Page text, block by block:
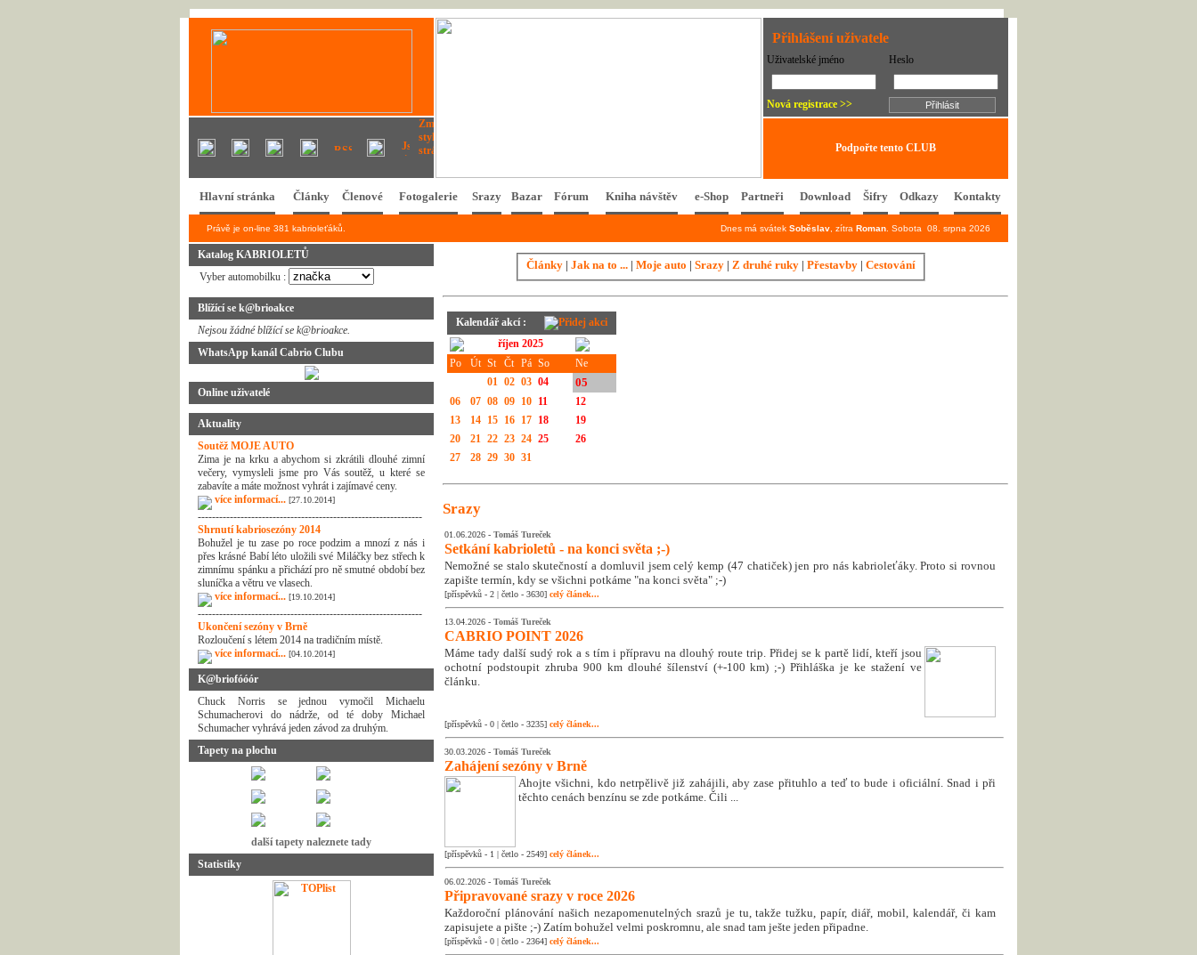
Přihlášení uživatele
Uživatelské jméno Heslo
Nová registrace >>
Podpořte tento CLUB
Hlavní stránka Články Členové Fotogalerie Srazy Bazar Fórum Kniha návštěv e-Shop Partneři Download Šifry Odkazy Kontakty
Právě je on-line 381 kabrioleťáků. Dnes má svátek Soběslav , zítra Roman . Sobota 08. srpna 2026
Katalog KABRIOLETŮ
Vyber automobilku :
Blížící se k@brioakce
Nejsou žádné blížící se k@brioakce.
WhatsApp kanál Cabrio Clubu
Online uživatelé
Aktuality
Soutěž MOJE AUTO
Zima je na krku a abychom si zkrátili dlouhé zimní
večery, vymysleli jsme pro Vás soutěž, u které se
zabavíte a máte možnost vyhrát i zajímavé ceny.
více informací... [27.10.2014]
---------------------------------------------------------------
Shrnutí kabriosezóny 2014
Bohužel je tu zase po roce podzim a mnozí z nás i
přes krásné Babí léto uložili své Miláčky bez střech k
zimnímu spánku a přichází pro ně smutné období bez
sluníčka a větru ve vlasech.
více informací... [19.10.2014]
---------------------------------------------------------------
Ukončení sezóny v Brně
Rozloučení s létem 2014 na tradičním místě.
více informací... [04.10.2014]
K@briofóóór
Chuck Norris se jednou vymočil Michaelu
Schumacherovi do nádrže, od té doby Michael
Schumacher vyhrává jeden závod za druhým.
Tapety na plochu
další tapety naleznete tady
Statistiky
Články | Jak na to ... | Moje auto | Srazy | Z druhé ruky | Přestavby | Cestování
Kalendář akcí :
říjen 2025
Po
Út St Čt Pá So
Ne
01 02 03 04 05
06 07 08 09 10 11
12
13
14 15 16 17 18
19
20
21 22 23 24 25
26
27
28 29 30 31
Srazy
01.06.2026 - Tomáš Tureček
Setkání kabrioletů - na konci světa ;-)
Nemožné se stalo skutečností a domluvil jsem celý kemp (47 chatiček) jen pro nás kabrioleťáky. Proto si rovnou
zapište termín, kdy se všichni potkáme "na konci světa" ;-)
[příspěvků - 2 | četlo - 3630] celý článek...
13.04.2026 - Tomáš Tureček
CABRIO POINT 2026
Máme tady další sudý rok a s tím i přípravu na dlouhý route trip. Přidej se k partě lidí, kteří jsou
ochotní podstoupit zhruba 900 km dlouhé šílenství (+-100 km) ;-) Přihláška je ke stažení ve
článku.
[příspěvků - 0 | četlo - 3235] celý článek...
30.03.2026 - Tomáš Tureček
Zahájení sezóny v Brně
Ahojte všichni, kdo netrpělivě již zahájili, aby zase přituhlo a teď to bude i oficiální. Snad i při
těchto cenách benzínu se zde potkáme. Čili ...
[příspěvků - 1 | četlo - 2549] celý článek...
06.02.2026 - Tomáš Tureček
Připravované srazy v roce 2026
Každoroční plánování našich nezapomenutelných srazů je tu, takže tužku, papír, diář, mobil, kalendář, či kam
zapisujete a pište ;-) Zatím bohužel velmi poskromnu, ale snad tam ješte jeden připadne.
[příspěvků - 0 | četlo - 2364] celý článek...